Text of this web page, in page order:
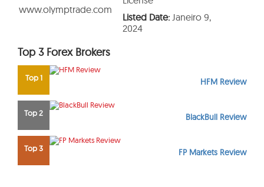
CONSULTAS DE NEGOCIAÇÃO
ABRA UMA CONTA GRATUITA
www.olymptrade.com
Listed Date:Janeiro 9,
2024
Top 3 Forex Brokers
Top 1 HFM Review
Top 2 BlackBull Review
Top 3 FP Markets Review